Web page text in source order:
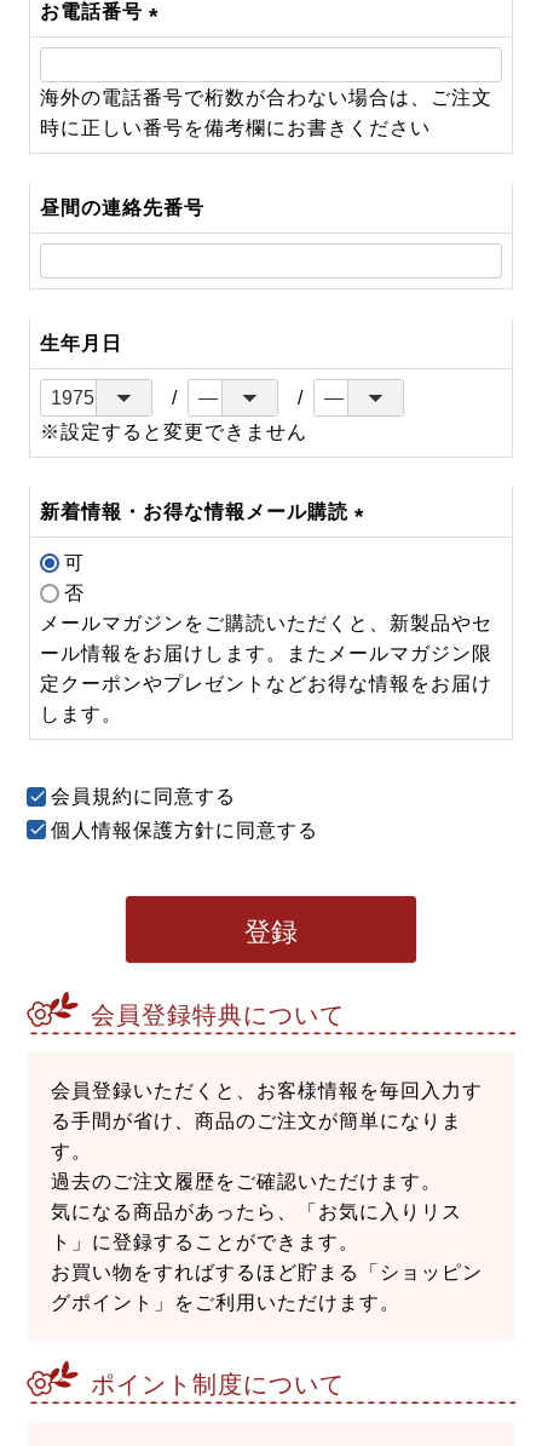
お電話番号
(必
須)
海外の電話番号で桁数が合わない場合は、ご注文
時に正しい番号を備考欄にお書きください
昼間の連絡先番号
生年月日
※設定すると変更できません
新着情報・お得な情報メール購読
可
否
メールマガジンをご購読いただくと、新製品やセ
ール情報をお届けします。またメールマガジン限
定クーポンやプレゼントなどお得な情報をお届け
します。
会員規約に同意する
個人情報保護方針に同意する
登録
会員登録特典について
会員登録いただくと、お客様情報を毎回入力す
る手間が省け、商品のご注文が簡単になりま
す。
過去のご注文履歴をご確認いただけます。
気になる商品があったら、「お気に入りリス
ト」に登録することができます。
お買い物をすればするほど貯まる「ショッピン
グポイント」をご利用いただけます。
ポイント制度について